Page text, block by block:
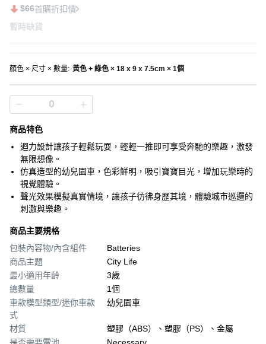
$66首購折扣價
暫時缺貨
顏色 × 尺寸 × 數量: 黃色 + 綠色 × 18 x 9 x 7.5cm × 1個
商品特色
迴力設計讓孩子輕鬆玩耍，輕輕一推即可享受奔馳的樂趣，激發
無限想像。
仿真造型的幼兒園車，色彩鮮明，吸引寶寶目光，增加玩樂時的
視覺體驗。
聲光效果模擬真實情境，讓孩子彷彿身歷其境，體驗城市巡邏的
刺激與樂趣。
商品主要規格
包裝內容物/內含組件
Batteries
商品主題
City Life
最小適用年齡
3歲
總數量
1個
車款模型類型/迷你車款
式
幼兒園車
材質
塑膠（ABS）、塑膠（PS）、金屬